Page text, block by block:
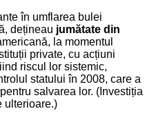
în umflarea bulei
dețineau jumătate din
la momentul
private, cu acțiuni
riscul lor sistemic,
statului în 2008, care a
salvarea lor. (Investiția
ulterioare.)